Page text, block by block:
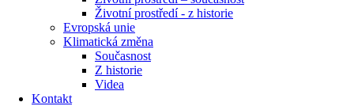
Životní prostředí ​- z historie
Evropská unie
Klimatická změna
Současnost
Z historie
Videa
Kontakt